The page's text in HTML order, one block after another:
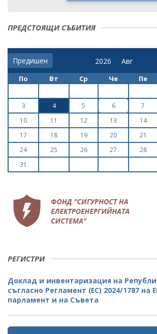
ПРЕДСТОЯЩИ СЪБИТИЯ
Предишен
По Вт Ср Че Пе
3
4 5 6 7
10
11 12 13 14
17
18 19 20 21
24
25 26 27 28
31
РЕГИСТРИ
Доклад и инвентаризация на
съгласно Регламент (ЕС) 2024/1787 на
парламент и на Съвета